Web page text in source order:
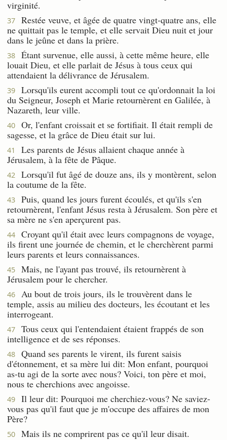
virginité.
37
Restée veuve, et âgée de quatre vingt-quatre ans, elle
ne quittait pas le temple, et elle servait Dieu nuit et jour
dans le jeûne et dans la prière.
38
Étant survenue, elle aussi, à cette même heure, elle
louait Dieu, et elle parlait de Jésus à tous ceux qui
attendaient la délivrance de Jérusalem.
39
Lorsqu'ils eurent accompli tout ce qu'ordonnait la loi
du Seigneur, Joseph et Marie retournèrent en Galilée, à
Nazareth, leur ville.
40
Or, l'enfant croissait et se fortifiait. Il était rempli de
sagesse, et la grâce de Dieu était sur lui.
41
Les parents de Jésus allaient chaque année à
Jérusalem, à la fête de Pâque.
42
Lorsqu'il fut âgé de douze ans, ils y montèrent, selon
la coutume de la fête.
43
Puis, quand les jours furent écoulés, et qu'ils s'en
retournèrent, l'enfant Jésus resta à Jérusalem. Son père et
sa mère ne s'en aperçurent pas.
44
Croyant qu'il était avec leurs compagnons de voyage,
ils firent une journée de chemin, et le cherchèrent parmi
leurs parents et leurs connaissances.
45
Mais, ne l'ayant pas trouvé, ils retournèrent à
Jérusalem pour le chercher.
46
Au bout de trois jours, ils le trouvèrent dans le
temple, assis au milieu des docteurs, les écoutant et les
interrogeant.
47
Tous ceux qui l'entendaient étaient frappés de son
intelligence et de ses réponses.
48
Quand ses parents le virent, ils furent saisis
d'étonnement, et sa mère lui dit: Mon enfant, pourquoi
as-tu agi de la sorte avec nous? Voici, ton père et moi,
nous te cherchions avec angoisse.
49
Il leur dit: Pourquoi me cherchiez-vous? Ne saviez-
vous pas qu'il faut que je m'occupe des affaires de mon
Père?
50 Mais ils ne comprirent pas ce qu'il leur disait.